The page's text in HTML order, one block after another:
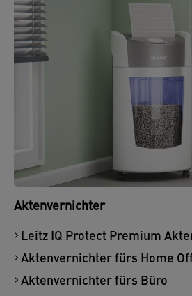
Aktenvernichter
Leitz IQ Protect Premium
Aktenvernichter fürs Home
Aktenvernichter fürs Büro